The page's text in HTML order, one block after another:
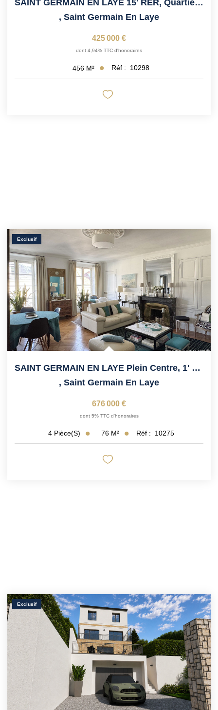
SAINT GERMAIN EN LAYE 15' RER, Quartier Schnapper, Proche...
, Saint Germain En Laye
425 000 €
dont 4,94% TTC d'honoraires
456 M² Réf : 10298
Exclusif
SAINT GERMAIN EN LAYE Plein Centre, 1' Du RER
, Saint Germain En Laye
676 000 €
dont 5% TTC d'honoraires
4 Pièce(s) 76 M² Réf : 10275
Exclusif